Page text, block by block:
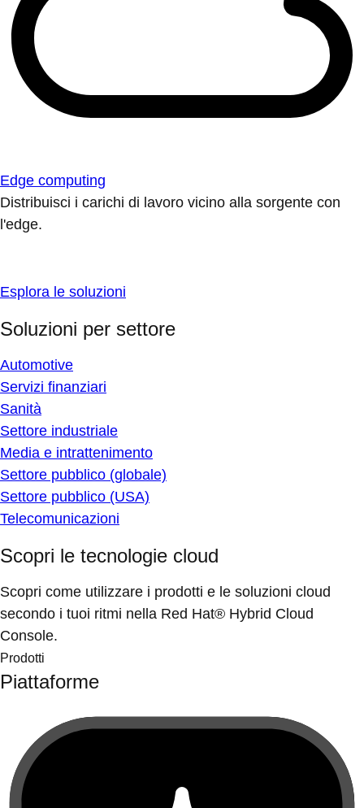
Edge computing
Distribuisci i carichi di lavoro vicino alla sorgente con
l'edge.
Esplora le soluzioni
Soluzioni per settore
Automotive
Servizi finanziari
Sanità
Settore industriale
Media e intrattenimento
Settore pubblico (globale)
Settore pubblico (USA)
Telecomunicazioni
Scopri le tecnologie cloud
Scopri come utilizzare i prodotti e le soluzioni cloud
secondo i tuoi ritmi nella Red Hat® Hybrid Cloud
Console.
Prodotti
Piattaforme